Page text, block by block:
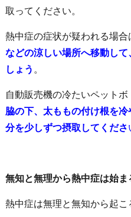
取ってください。
熱中症の症状が疑われる場合
などの涼しい場所へ移動し
しょう 。
自動販売機の冷たいペットボ
脇の下、太ももの付け根を
分を少しずつ摂取してくださ
無知と無理から熱中症は始
熱中症は無理と無知から起こ